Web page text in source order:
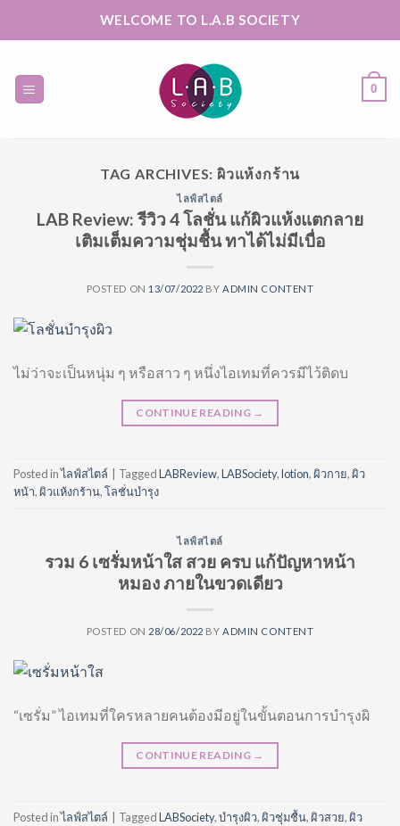
WELCOME TO L.A.B SOCIETY
0
TAG ARCHIVES: ผิวแห้งกร้าน
ไลฟ์สไตล์
LAB Review: รีวิว 4 โลชั่น แก้ผิวแห้งแตกลาย
เติมเต็มความชุ่มชื้น ทาได้ไม่มีเบื่อ
POSTED ON 13/07/2022 BY ADMIN CONTENT
ไม่ว่าจะเป็นหนุ่ม ๆ หรือสาว ๆ หนึ่งไอเทมที่ควรมีไว้ติดบ
CONTINUE READING →
Posted inไลฟ์สไตล์ TaggedLABReview,LABSociety,lotion,ผิวกาย,ผิว
หน้า,ผิวแห้งกร้าน,โลชั่นบำรุง
ไลฟ์สไตล์
รวม 6 เซรั่มหน้าใส สวย ครบ แก้ปัญหาหน้า
หมอง ภายในขวดเดียว
POSTED ON 28/06/2022 BYADMIN CONTENT
“เซรั่ม” ไอเทมที่ใครหลายคนต้องมีอยู่ในขั้นตอนการบำรุงผิ
CONTINUE READING →
Posted inไลฟ์สไตล์ | TaggedLABSociety,บำรุงผิว,ผิวชุ่มชื้น,ผิวสวย,ผิว